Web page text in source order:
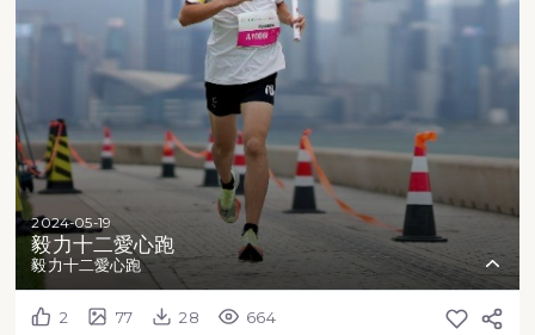
2024-05-19
毅力十二愛心跑
毅力十二愛心跑
2 77 28 664